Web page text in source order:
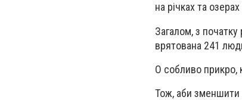
на річках та
Загалом, з
врятована 241
О собливо прикро,
Тож, аби зменшити